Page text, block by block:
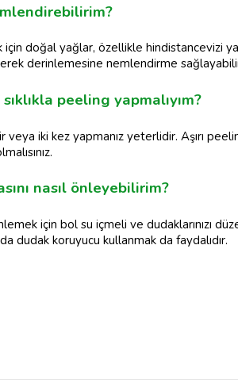
için doğal yağlar, özellikle hindistancevizi
derinlemesine nemlendirme
peeling yapmalıyım?
iki kez yapmanız yeterlidir. Aşırı
nasıl önleyebilirim?
için bol su içmeli ve dudaklarınızı
dudak koruyucu kullanmak da faydalıdır.